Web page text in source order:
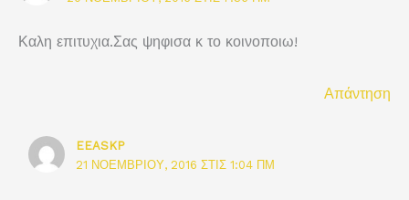
Καλη επιτυχια.Σας ψηφισα κ το κοινοποιω!
Απάντηση
EEASKP
21 ΝΟΕΜΒΡΊΟΥ, 2016 ΣΤΙΣ 1:04 ΠΜ